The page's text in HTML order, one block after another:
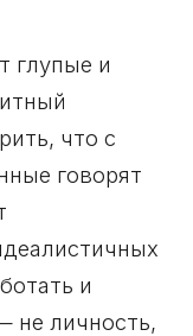
глупые и
что с
говорят
и
не личность,